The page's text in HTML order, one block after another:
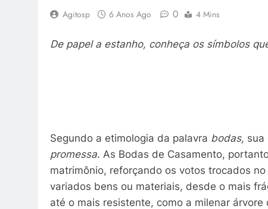
Agitosp 6 Anos Ago 0 4 Mins
De papel a estanho, conheça os símbolos
Segundo a etimologia da palavra bodas, sua
promessa. As Bodas de Casamento,
matrimônio, reforçando os votos trocados
variados bens ou materiais, desde o mais
até o mais resistente, como a milenar